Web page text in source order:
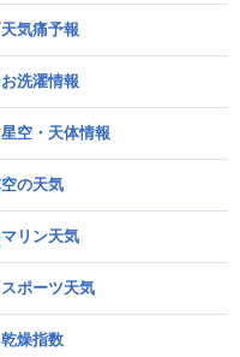
天気痛予報
お洗濯情報
星空・天体情報
空の天気
マリン天気
スポーツ天気
乾燥指数